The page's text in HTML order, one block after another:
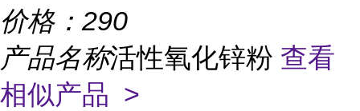
价格： 290
产品名称活性氧化锌粉 查看
相似产品 >